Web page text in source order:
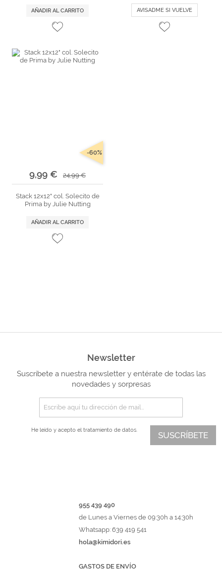
AÑADIR AL CARRITO AVISADME SI VUELVE
9,99 € 24,99 €
-60%
Stack 12x12" col. Solecito de
Prima by Julie Nutting
AÑADIR AL CARRITO
Newsletter
Suscríbete a nuestra newsletter y entérate de todas las
novedades y sorpresas
SUSCRÍBETE
He leído y acepto el tratamiento de datos.
955 439 490
de Lunes a Viernes de 09:30h a 14:30h
Whatsapp: 639 419 541
hola@kimidori.es
GASTOS DE ENVÍO